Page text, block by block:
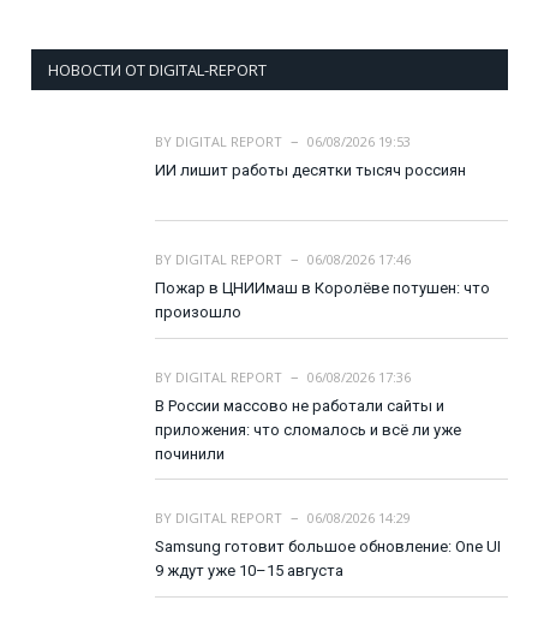
НОВОСТИ ОТ DIGITAL-REPORT
BY DIGITAL REPORT
06/08/2026 19:53
ИИ лишит работы десятки тысяч россиян
BY DIGITAL REPORT
06/08/2026 17:46
Пожар в ЦНИИмаш в Королёве потушен: что
произошло
BY DIGITAL REPORT
06/08/2026 17:36
В России массово не работали сайты и
приложения: что сломалось и всё ли уже
починили
BY DIGITAL REPORT
06/08/2026 14:29
Samsung готовит большое обновление: One UI
9 ждут уже 10–15 августа